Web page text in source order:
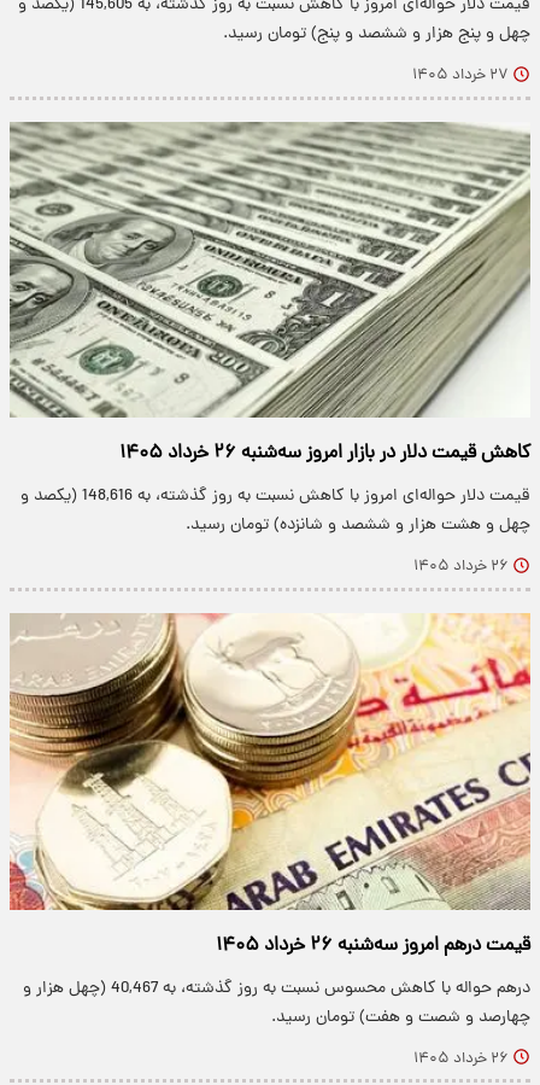
قیمت دلار حواله‌ای امروز با کاهش نسبت به روز گذشته، به 145,605 (یکصد و
چهل و پنج هزار و ششصد و پنج) تومان رسید.
۲۷ خرداد ۱۴۰۵
کاهش قیمت دلار در بازار امروز سه‌شنبه ۲۶ خرداد ۱۴۰۵
قیمت دلار حواله‌ای امروز با کاهش نسبت به روز گذشته، به 148,616 (یکصد و
چهل و هشت هزار و ششصد و شانزده) تومان رسید.
۲۶ خرداد ۱۴۰۵
قیمت درهم امروز سه‌شنبه ۲۶ خرداد ۱۴۰۵
درهم حواله با کاهش محسوس نسبت به روز گذشته، به 40,467 (چهل هزار و
چهارصد و شصت و هفت) تومان رسید.
۲۶ خرداد ۱۴۰۵